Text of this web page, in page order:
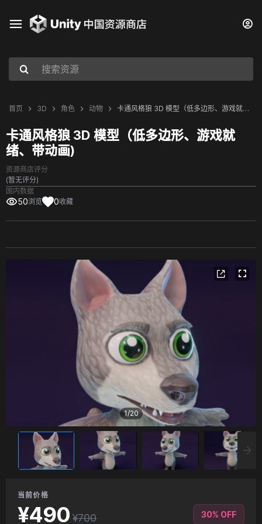
首页 3D 角色 动物 卡通风格狼 3D 模型（低多边形、游戏就绪、带动画)
卡通风格狼 3D 模型（低多边形、游戏就
绪、带动画)
资源商店评分
(暂无评分)
国内数据
50浏览 0收藏
1/20
当前价格
¥490 ¥700 30% OFF